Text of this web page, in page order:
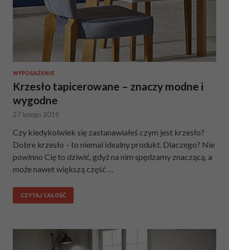
WYPOSAŻENIE
Krzesło tapicerowane – znaczy modne i
wygodne
27 lutego 2019
Czy kiedykolwiek się zastanawiałeś czym jest krzesło?
Dobre krzesło – to niemal idealny produkt. Dlaczego? Nie
powinno Cię to dziwić, gdyż na nim spędzamy znaczącą, a
może nawet większą część …
CZYTAJ CAŁOŚĆ